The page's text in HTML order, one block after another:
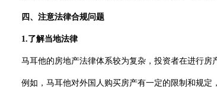
四、注意法律合规问题
1.了解当地法律
马耳他的房地产法律体系较为复杂，投资者在进行房产
例如，马耳他对外国人购买房产有一定的限制和规定，